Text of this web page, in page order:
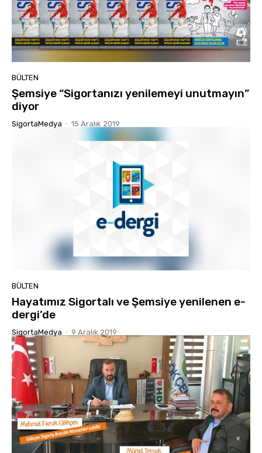
BÜLTEN
Şemsiye “Sigortanızı yenilemeyi unutmayın”
diyor
SigortaMedya - 15 Aralık 2019
BÜLTEN
Hayatımız Sigortalı ve Şemsiye yenilenen e-
dergi’de
SigortaMedya - 9 Aralık 2019